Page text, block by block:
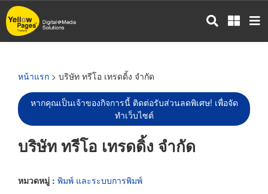
ข้าม
ไป
หน้าแรก > บริษัท ทรีโอ เทรดดิ้ง จำกัด
หากคุณเป็นเจ้าของกิจการนี้ ติดต่อรับส่วนลดพิเศษ! เพื่อจัด
ทำเว็บไซต์
บริษัท ทรีโอ เทรดดิ้ง จำกัด
หมวดหมู่ : พิมพ์ และระบบการพิมพ์